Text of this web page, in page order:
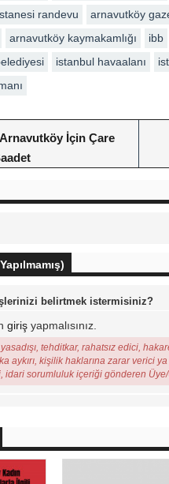
randevu
arnavutköy
arnavutköy kaymakamlığı ibb
istanbul havaalanı
İçin Çare
belirtmek istermisiniz?
giriş yapmalısınız.
tehditkar, rahatsız edici,
aykırı, kişilik haklarına zarar verici
idari sorumluluk içeriği gönderen Üye/